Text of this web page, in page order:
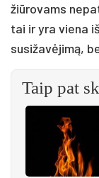
žiūrovams
tai ir yra viena
susižavėjimą,
Taip pat